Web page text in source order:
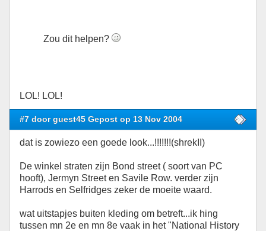
Zou dit helpen?
LOL! LOL!
#7 door guest45 Gepost op 13 Nov 2004
dat is zowiezo een goede look...!!!!!!!(shrekII)
De winkel straten zijn Bond street ( soort van PC
hooft), Jermyn Street en Savile Row. verder zijn
Harrods en Selfridges zeker de moeite waard.
wat uitstapjes buiten kleding om betreft...ik hing
tussen mn 2e en mn 8e vaak in het "National History